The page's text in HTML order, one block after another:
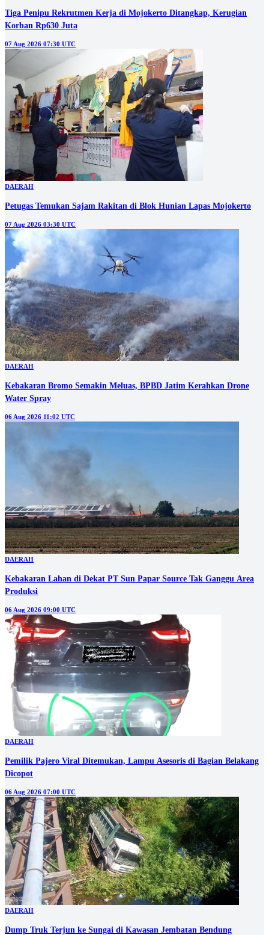
Tiga Penipu Rekrutmen Kerja di Mojokerto Ditangkap, Kerugian
Korban Rp630 Juta
07 Aug 2026 07:30 UTC
DAERAH
Petugas Temukan Sajam Rakitan di Blok Hunian Lapas Mojokerto
07 Aug 2026 03:30 UTC
DAERAH
Kebakaran Bromo Semakin Meluas, BPBD Jatim Kerahkan Drone
Water Spray
06 Aug 2026 11:02 UTC
DAERAH
Kebakaran Lahan di Dekat PT Sun Papar Source Tak Ganggu Area
Produksi
06 Aug 2026 09:00 UTC
DAERAH
Pemilik Pajero Viral Ditemukan, Lampu Asesoris di Bagian Belakang
Dicopot
06 Aug 2026 07:00 UTC
DAERAH
Dump Truk Terjun ke Sungai di Kawasan Jembatan Bendung